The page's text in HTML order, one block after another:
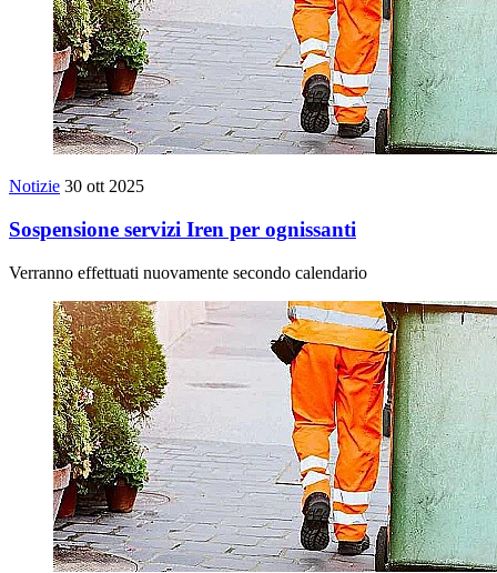
Notizie 30 ott 2025
Sospensione servizi Iren per ognissanti
Verranno effettuati nuovamente secondo calendario